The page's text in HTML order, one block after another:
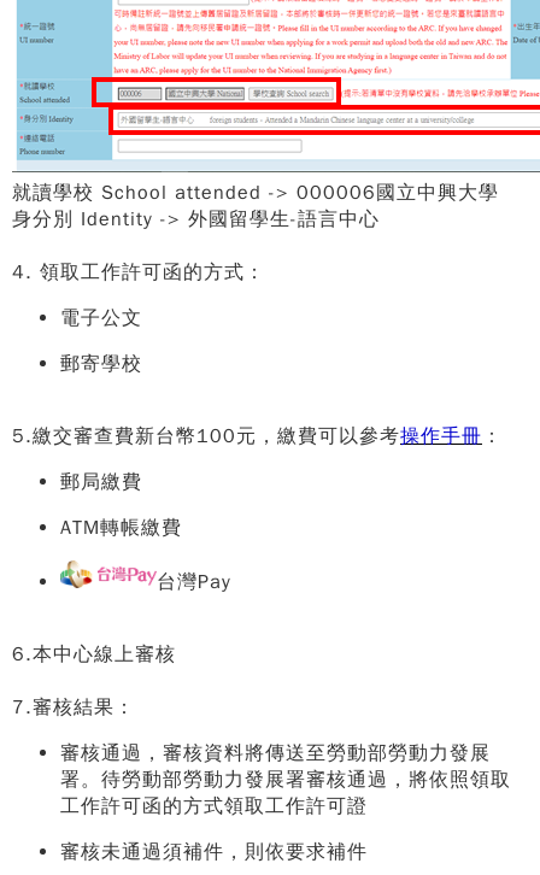
就讀學校 School attended -> 000006國立中興大學
身分別 Identity -> 外國留學生-語言中心
4. 領取工作許可函的方式：
電子公文
郵寄學校
5.繳交審查費新台幣100元，繳費可以參考操作手冊 ：
郵局繳費
ATM轉帳繳費
台灣Pay
6.本中心線上審核
7.審核結果：
審核通過，審核資料將傳送至勞動部勞動力發展
署。待勞動部勞動力發展署審核通過，將依照領取
工作許可函的方式領取工作許可證
審核未通過須補件，則依要求補件